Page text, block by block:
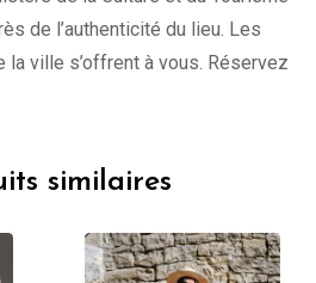
de l’authenticité du lieu. Les
ville s’offrent à vous. Réservez
similaires